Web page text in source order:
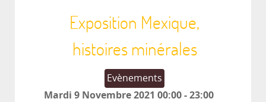
Exposition Mexique,
histoires minérales
Evènements
Mardi 9 Novembre 2021 00:00-23:00